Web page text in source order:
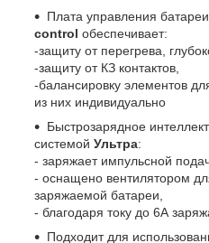
Плата управления
control обеспечивает:
-защиту от перегрева,
-защиту от КЗ контактов,
-балансировку элементов
из них индивидуально
Быстрозарядное
системой Ультра:
- заряжает импульсной
- оснащено вентилятором
заряжаемой батареи,
- благодаря току до 6А
Подходит для